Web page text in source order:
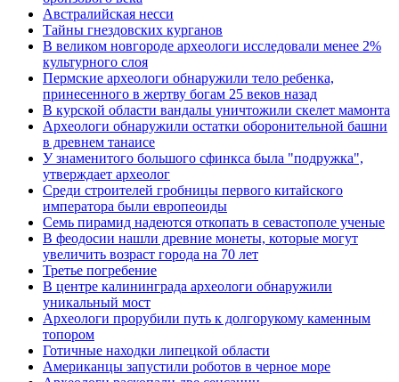
Австралийская несси
Тайны гнездовских курганов
В великом новгороде археологи исследовали менее 2%
культурного слоя
Пермские археологи обнаружили тело ребенка,
принесенного в жертву богам 25 веков назад
В курской области вандалы уничтожили скелет мамонта
Археологи обнаружили остатки оборонительной башни
в древнем танаисе
У знаменитого большого сфинкса была "подружка",
утверждает археолог
Среди строителей гробницы первого китайского
императора были европеоиды
Семь пирамид надеются откопать в севастополе ученые
В феодосии нашли древние монеты, которые могут
увеличить возраст города на 70 лет
Третье погребение
В центре калининграда археологи обнаружили
уникальный мост
Археологи прорубили путь к долгорукому каменным
топором
Готичные находки липецкой области
Американцы запустили роботов в черное море